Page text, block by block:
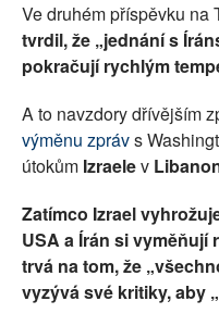
Ve druhém příspěvku na
tvrdil, že „jednání s
pokračují rychlým
A to navzdory dřívějším
výměnu zprávs
útokům Izraelev
Zatímco Izrael
USA a Írán si vyměňují
trvá na tom, že
vyzývá své kritiky, aby